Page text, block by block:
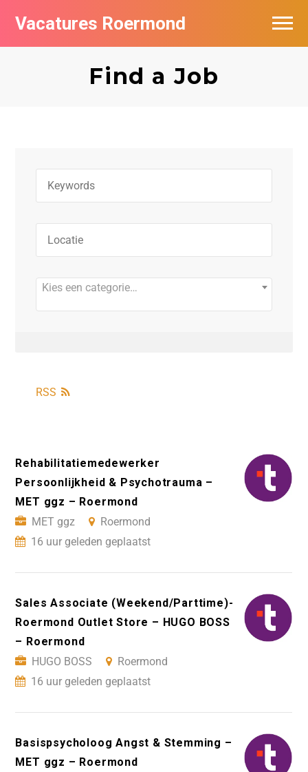
Vacatures Roermond
Find a Job
Kies een categorie…
RSS
Rehabilitatiemedewerker
Persoonlijkheid & Psychotrauma –
MET ggz – Roermond
MET ggz
Roermond
16 uur geleden geplaatst
Sales Associate (Weekend/Parttime)-
Roermond Outlet Store – HUGO BOSS
– Roermond
HUGO BOSS
Roermond
16 uur geleden geplaatst
Basispsycholoog Angst & Stemming –
MET ggz – Roermond
Vacatures per bedrijf in Roermond
De populairste vacatures in Roermond